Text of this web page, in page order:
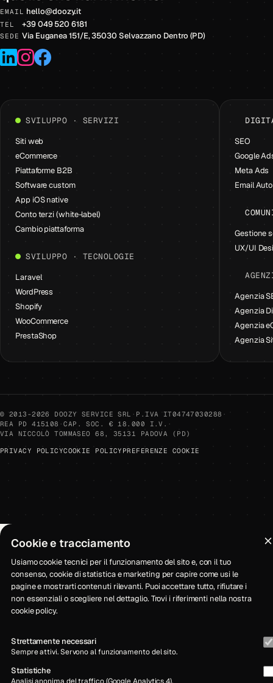
EMAIL hello@doozy.it
TEL +39 049 520 6181
SEDE Via Euganea 151/E, 35030 Selvazzano Dentro (PD)
LinkedIn
Instagram
Facebook
SVILUPPO · SERVIZI
Siti web
eCommerce
Piattaforme B2B
Software custom
App iOS native
Conto terzi (white-label)
Cambio piattaforma
SVILUPPO · TECNOLOGIE
Laravel
WordPress
Shopify
WooCommerce
PrestaShop
SEO
Google
Meta Ads
Email
Gestione
UX/UI
Agenzia
Agenzia
Agenzia
Agenzia
© 2013-2026 DOOZY SERVICE SRL · P.IVA IT04747030288 ·
REA PD 415108 ·CAP. SOC. € 18.000 I.V. ·
VIA NICCOLÒ TOMMASEO 68, 35131 PADOVA (PD)
PRIVACY POLICYCOOKIE POLICY PREFERENZE COOKIE
Cookie e tracciamento
Usiamo cookie tecnici per il funzionamento del sito e, con il tuo
consenso, cookie di statistica e marketing per capire come usi le
pagine e mostrarti contenuti rilevanti. Puoi accettare tutto, rifiutare i
non essenziali o scegliere nel dettaglio. Trovi i riferimenti nella nostra
cookie policy.
Strettamente necessari
Sempre attivi. Servono al funzionamento del sito.
Statistiche